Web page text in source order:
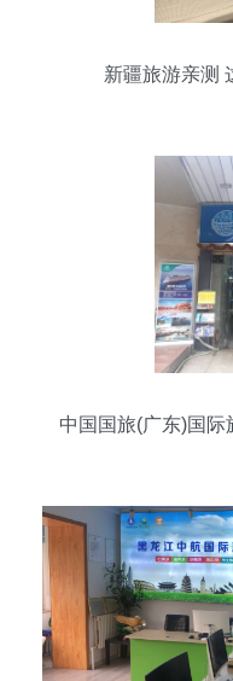
新疆旅游亲测
中国国旅(广东)国